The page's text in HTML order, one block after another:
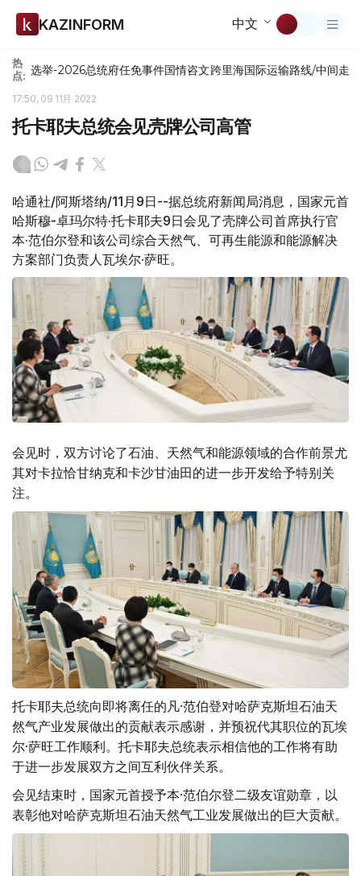
KAZINFORM 中文
热
点: 选举-2026总统府任免事件国情咨文跨里海国际运输路线/中间走廊
17:50, 09 11月 2022
托卡耶夫总统会见壳牌公司高管
哈通社/阿斯塔纳/11月9日--据总统府新闻局消息，国家元首
哈斯穆-卓玛尔特·托卡耶夫9日会见了壳牌公司首席执行官
本·范伯尔登和该公司综合天然气、可再生能源和能源解决
方案部门负责人瓦埃尔·萨旺。
会见时，双方讨论了石油、天然气和能源领域的合作前景尤
其对卡拉恰甘纳克和卡沙甘油田的进一步开发给予特别关
注。
托卡耶夫总统向即将离任的凡·范伯登对哈萨克斯坦石油天
然气产业发展做出的贡献表示感谢，并预祝代其职位的瓦埃
尔·萨旺工作顺利。托卡耶夫总统表示相信他的工作将有助
于进一步发展双方之间互利伙伴关系。
会见结束时，国家元首授予本·范伯尔登二级友谊勋章，以
表彰他对哈萨克斯坦石油天然气工业发展做出的巨大贡献。